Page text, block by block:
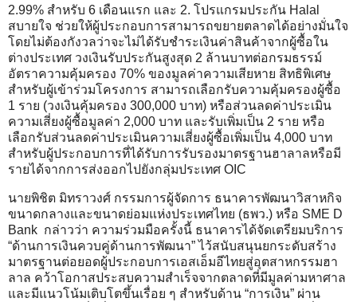
2.99% สำหรับ 6 เดือนแรก และ 2. โปรแกรมประกัน Halal
สบายใจ ช่วยให้ผู้ประกอบการสามารถขยายตลาดได้อย่างมั่นใจ
โดยไม่ต้องกังวลว่าจะไม่ได้รับชำระเงินค่าสินค้าจากผู้ซื้อใน
ต่างประเทศ วงเงินรับประกันสูงสุด 2 ล้านบาทต่อกรมธรรม์
อัตราความคุ้มครอง 70% ของมูลค่าความเสียหาย สิทธิพิเศษ
สำหรับผู้เข้าร่วมโครงการ สามารถเลือกรับความคุ้มครองผู้ซื้อ
1 ราย (วงเงินคุ้มครอง 300,000 บาท) หรือส่วนลดค่าประเมิน
ความเสี่ยงผู้ซื้อมูลค่า 2,000 บาท และรับเพิ่มเป็น 2 ราย หรือ
เลือกรับส่วนลดค่าประเมินความเสี่ยงผู้ซื้อเพิ่มเป็น 4,000 บาท
สำหรับผู้ประกอบการที่ได้รับการรับรองมาตรฐานฮาลาลหรือมี
รายได้จากการส่งออกไปยังกลุ่มประเทศ OIC
นายพิชิต มิทราวงศ์ กรรมการผู้จัดการ ธนาคารพัฒนาวิสาหกิจ
ขนาดกลางและขนาดย่อมแห่งประเทศไทย (ธพว.) หรือ SME D
Bank กล่าวว่า ความร่วมมือครั้งนี้ ธนาคารได้จัดเตรียมบริการ
“ด้านการเงินควบคู่ด้านการพัฒนา” ไว้สนับสนุนยกระดับสร้าง
มาตรฐานต่อยอดผู้ประกอบการเอสเอ็มอีไทยสู่อุตสาหกรรมฮา
ลาล คว้าโอกาสประสบความสำเร็จจากตลาดที่มีมูลค่ามหาศาล
และมีแนวโน้มเติบโตขึ้นเรื่อย ๆ สำหรับด้าน “การเงิน” ผ่าน